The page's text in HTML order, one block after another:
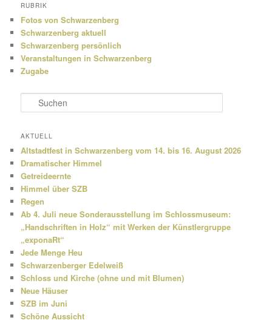
RUBRIK
Fotos von Schwarzenberg
Schwarzenberg aktuell
Schwarzenberg persönlich
Veranstaltungen in Schwarzenberg
Zugabe
u
h
n
AKTUELL
Altstadtfest in Schwarzenberg vom 14. bis 16. August 2026
Dramatischer Himmel
Getreideernte
Himmel über SZB
Regen
Ab 4. Juli neue Sonderausstellung im Schlossmuseum:
„Handschriften in Holz“ mit Werken der Künstlergruppe
„exponaRt“
Jede Menge Heu
Schwarzenberger Edelweiß
Schloss und Kirche (ohne und mit Blumen)
Neue Häuser
SZB im Juni
Schöne Aussicht